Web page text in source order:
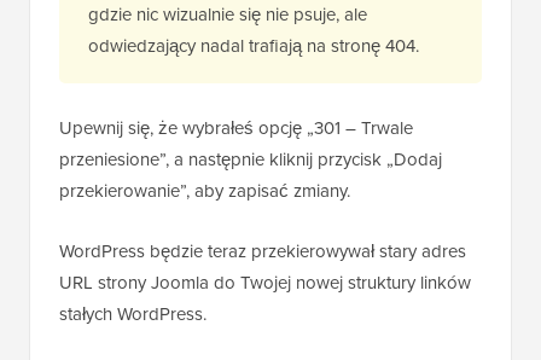
gdzie nic wizualnie się nie psuje, ale
odwiedzający nadal trafiają na stronę 404.
Upewnij się, że wybrałeś opcję „301 – Trwale
przeniesione”, a następnie kliknij przycisk „Dodaj
przekierowanie”, aby zapisać zmiany.
WordPress będzie teraz przekierowywał stary adres
URL strony Joomla do Twojej nowej struktury linków
stałych WordPress.